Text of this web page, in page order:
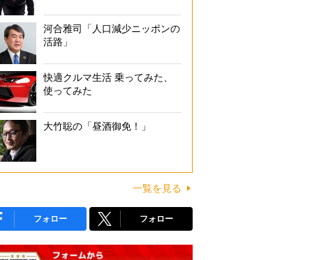
河合雅司「人口減少ニッポンの
活路」
快適クルマ生活 乗ってみた、
使ってみた
大竹聡の「昼酒御免！」
一覧を見る
フォロー フォロー